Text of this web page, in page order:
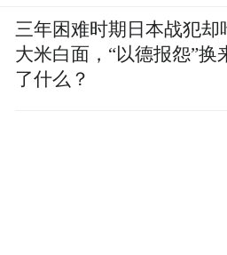
三年困难时期日本战犯却
大米白面，“以德报怨”换
了什么？